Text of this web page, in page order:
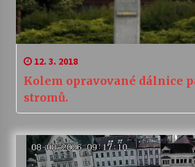
12. 3. 2018
Kolem opravované dálnice
stromů.